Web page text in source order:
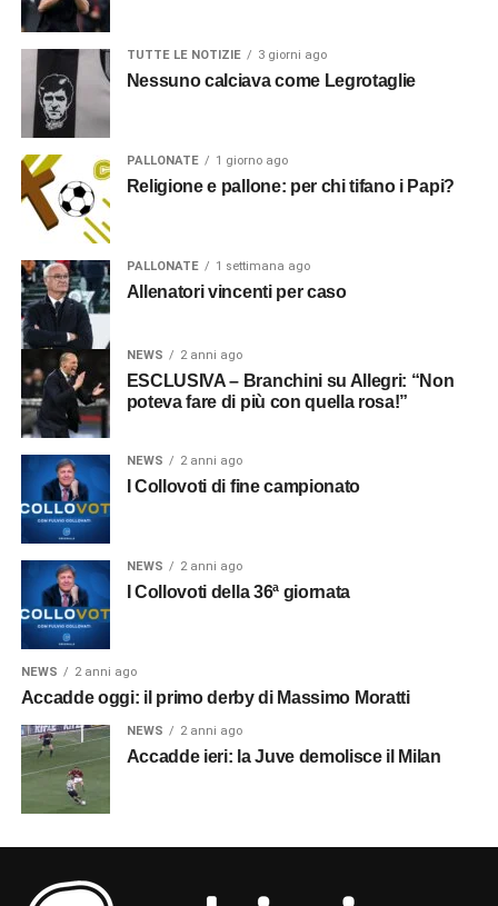
TUTTE LE NOTIZIE 3 giorni ago
Nessuno calciava come Legrotaglie
PALLONATE 1 giorno ago
Religione e pallone: per chi tifano i Papi?
PALLONATE 1 settimana ago
Allenatori vincenti per caso
NEWS 2 anni ago
ESCLUSIVA – Branchini su Allegri: “Non
poteva fare di più con quella rosa!”
NEWS 2 anni ago
I Collovoti di fine campionato
NEWS 2 anni ago
I Collovoti della 36ª giornata
NEWS 2 anni ago
Accadde oggi: il primo derby di Massimo Moratti
NEWS 2 anni ago
Accadde ieri: la Juve demolisce il Milan